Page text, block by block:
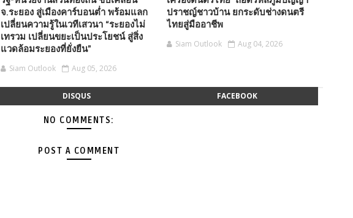
จ.ระยอง สู่เมืองคาร์บอนต่ำ พร้อมแลก
เปลี่ยนความรู้ในเวทีเสวนา “ระยองไม่
เทรวม เปลี่ยนขยะเป็นประโยชน์ สู่สิ่ง
แวดล้อมระยองที่ยั่งยืน”
Siam Outlook Aug 05, 2026
ปราชญ์ชาวบ้าน ยกระดับช่างดนตรี
ไทยสู่มืออาชีพ
Siam Outlook Aug 04, 2026
DISQUS FACEBOOK
NO COMMENTS:
POST A COMMENT